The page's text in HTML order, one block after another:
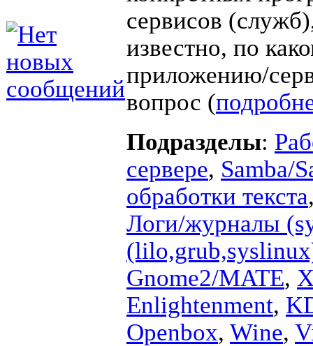
сервисов
известно, по
приложению/
вопрос (
Подразделы:
сервере, Samba/
обработки текста
Логи/журналы
Gnome2/MATE,
Enlightenment,
Openbox, Wine,